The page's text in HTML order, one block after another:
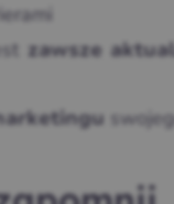
zawsze